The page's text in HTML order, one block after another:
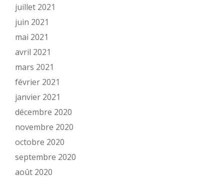
juillet 2021
juin 2021
mai 2021
avril 2021
mars 2021
février 2021
janvier 2021
décembre 2020
novembre 2020
octobre 2020
septembre 2020
août 2020